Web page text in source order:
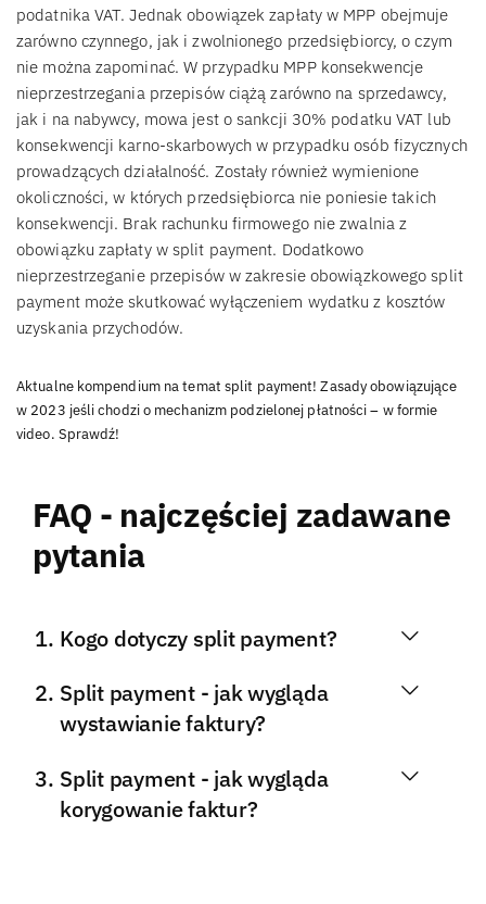
podatnika VAT. Jednak obowiązek zapłaty w MPP obejmuje
zarówno czynnego, jak i zwolnionego przedsiębiorcy, o czym
nie można zapominać. W przypadku MPP konsekwencje
nieprzestrzegania przepisów ciążą zarówno na sprzedawcy,
jak i na nabywcy, mowa jest o sankcji 30% podatku VAT lub
konsekwencji karno-skarbowych w przypadku osób fizycznych
prowadzących działalność. Zostały również wymienione
okoliczności, w których przedsiębiorca nie poniesie takich
konsekwencji. Brak rachunku firmowego nie zwalnia z
obowiązku zapłaty w split payment. Dodatkowo
nieprzestrzeganie przepisów w zakresie obowiązkowego split
payment może skutkować wyłączeniem wydatku z kosztów
uzyskania przychodów.
Aktualne kompendium na temat split payment! Zasady obowiązujące
w 2023 jeśli chodzi o mechanizm podzielonej płatności – w formie
video. Sprawdź!
FAQ - najczęściej zadawane
pytania
Kogo dotyczy split payment?
Split payment - jak wygląda
wystawianie faktury?
Split payment - jak wygląda
korygowanie faktur?